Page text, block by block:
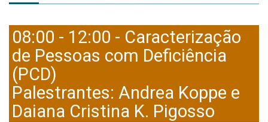
08:00 - 12:00 - Caracterização
de Pessoas com Deficiência
(PCD)
Palestrantes: Andrea Koppe e
Daiana Cristina K. Pigosso